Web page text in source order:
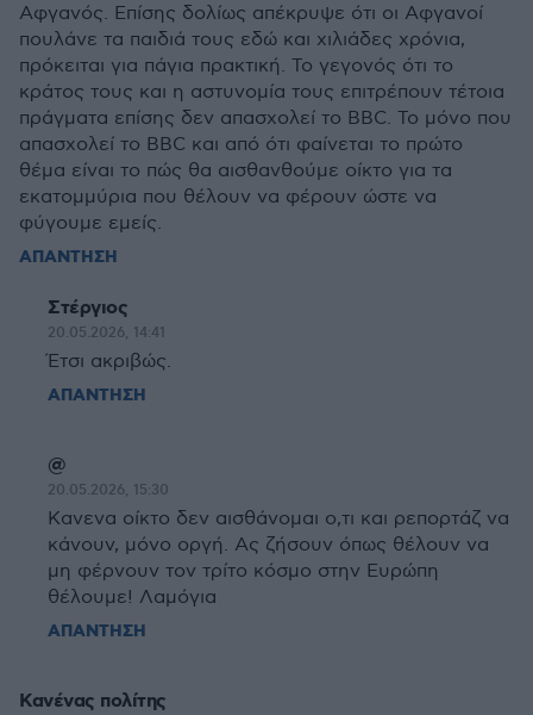
Αφγανός. Επίσης δολίως απέκρυψε ότι οι Αφγανοί
πουλάνε τα παιδιά τους εδώ και χιλιάδες χρόνια,
πρόκειται για πάγια πρακτική. Το γεγονός ότι το
κράτος τους και η αστυνομία τους επιτρέπουν τέτοια
πράγματα επίσης δεν απασχολεί το BBC. Το μόνο που
απασχολεί το BBC και από ότι φαίνεται το πρώτο
θέμα είναι το πώς θα αισθανθούμε οίκτο για τα
εκατομμύρια που θέλουν να φέρουν ώστε να
φύγουμε εμείς.
ΑΠΑΝΤΗΣΗ
Στέργιος
20.05.2026, 14:41
Έτσι ακριβώς.
ΑΠΑΝΤΗΣΗ
@
20.05.2026, 15:30
Kανενα οίκτο δεν αισθάνομαι o,τι και ρεπορτάζ να
κάνουν, μόνο οργή. Ας ζήσουν όπως θέλουν να
μη φέρνουν τον τρίτο κόσμο στην Ευρώπη
θέλουμε! Λαμόγια
ΑΠΑΝΤΗΣΗ
Κανένας πολίτης